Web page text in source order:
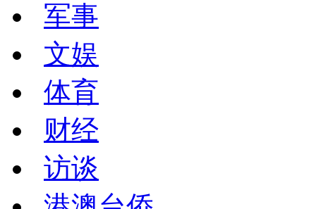
军事
文娱
体育
财经
访谈